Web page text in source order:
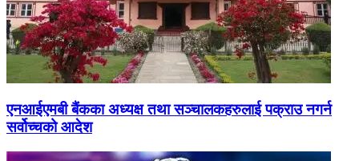
एनआईएमबी बैंकका अध्यक्ष तथा सञ्चालकहरुलाई पक्राउ नगर्न
सर्वोच्चको आदेश